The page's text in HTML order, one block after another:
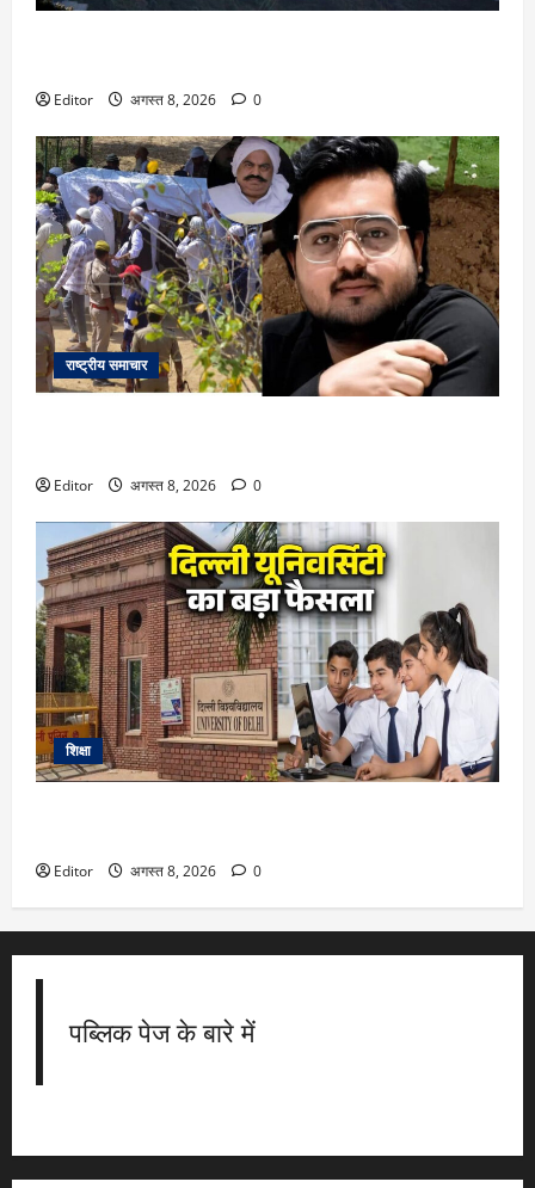
Editor अगस्त 8, 2026 0
राष्ट्रीय समाचार
Editor अगस्त 8, 2026 0
शिक्षा
Editor अगस्त 8, 2026 0
पब्लिक पेज के बारे में